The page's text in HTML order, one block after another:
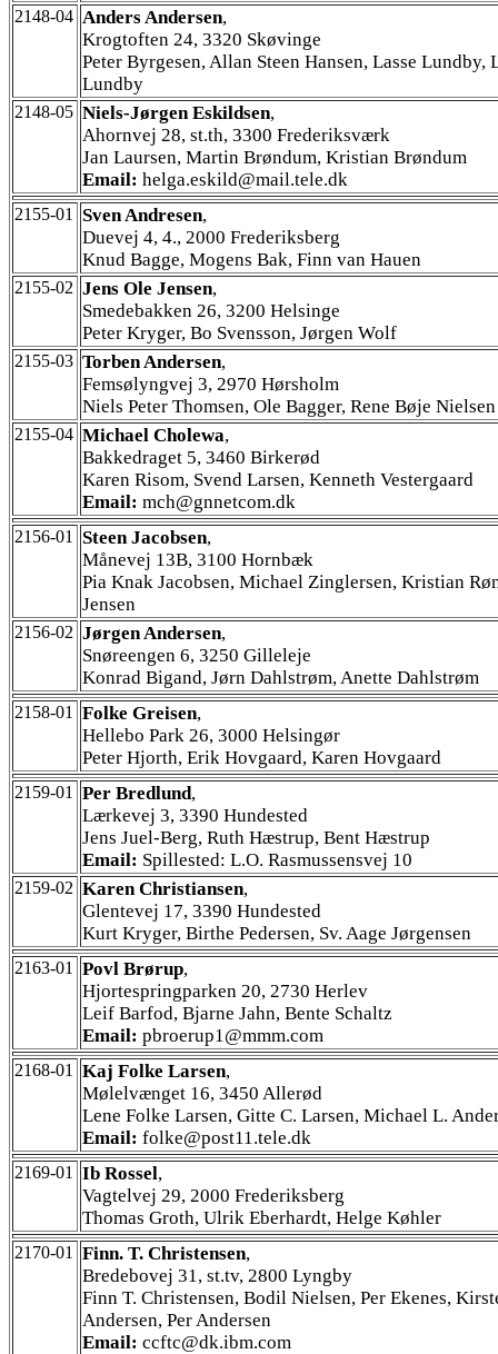
2148-04 Anders Andersen,
Krogtoften 24, 3320 Skøvinge
Peter Byrgesen, Allan Steen Hansen, Lasse Lundby,
Lundby
2148-05 Niels-Jørgen Eskildsen,
Ahornvej 28, st.th, 3300 Frederiksværk
Jan Laursen, Martin Brøndum, Kristian Brøndum
Email: helga.eskild@mail.tele.dk
2155-01 Sven Andresen,
Duevej 4, 4., 2000 Frederiksberg
Knud Bagge, Mogens Bak, Finn van Hauen
2155-02 Jens Ole Jensen,
Smedebakken 26, 3200 Helsinge
Peter Kryger, Bo Svensson, Jørgen Wolf
2155-03 Torben Andersen,
Femsølyngvej 3, 2970 Hørsholm
Niels Peter Thomsen, Ole Bagger, Rene Bøje Nielsen
2155-04 Michael Cholewa,
Bakkedraget 5, 3460 Birkerød
Karen Risom, Svend Larsen, Kenneth Vestergaard
Email: mch@gnnetcom.dk
2156-01 Steen Jacobsen,
Månevej 13B, 3100 Hornbæk
Pia Knak Jacobsen, Michael Zinglersen, Kristian
Jensen
2156-02 Jørgen Andersen,
Snøreengen 6, 3250 Gilleleje
Konrad Bigand, Jørn Dahlstrøm, Anette Dahlstrøm
2158-01 Folke Greisen,
Hellebo Park 26, 3000 Helsingør
Peter Hjorth, Erik Hovgaard, Karen Hovgaard
2159-01 Per Bredlund,
Lærkevej 3, 3390 Hundested
Jens Juel-Berg, Ruth Hæstrup, Bent Hæstrup
Email: Spillested: L.O. Rasmussensvej 10
2159-02 Karen Christiansen,
Glentevej 17, 3390 Hundested
Kurt Kryger, Birthe Pedersen, Sv. Aage Jørgensen
2163-01 Povl Brørup,
Hjortespringparken 20, 2730 Herlev
Leif Barfod, Bjarne Jahn, Bente Schaltz
Email: pbroerup1@mmm.com
2168-01 Kaj Folke Larsen,
Mølelvænget 16, 3450 Allerød
Lene Folke Larsen, Gitte C. Larsen, Michael L.
Email: folke@post11.tele.dk
2169-01 Ib Rossel,
Vagtelvej 29, 2000 Frederiksberg
Thomas Groth, Ulrik Eberhardt, Helge Køhler
2170-01 Finn. T. Christensen,
Bredebovej 31, st.tv, 2800 Lyngby
Finn T. Christensen, Bodil Nielsen, Per Ekenes,
Andersen, Per Andersen
Email: ccftc@dk.ibm.com